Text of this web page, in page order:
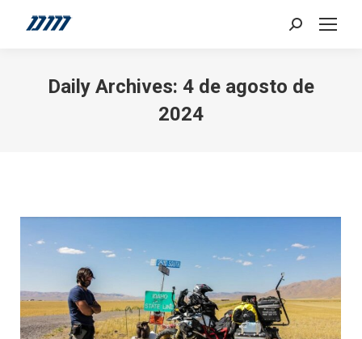
Search:
Daily Archives: 4 de agosto de
2024